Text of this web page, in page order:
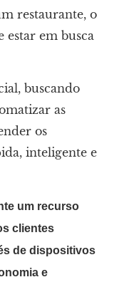
restaurante, o
estar em busca
buscando
as
os
inteligente e
um recurso
clientes
de dispositivos
e